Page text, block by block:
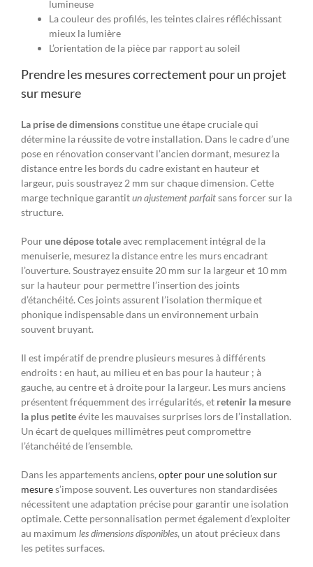
lumineuse
La couleur des profilés, les teintes claires réfléchissant
mieux la lumière
L’orientation de la pièce par rapport au soleil
Prendre les mesures correctement pour un projet
sur mesure
La prise de dimensionsconstitue une étape cruciale qui
détermine la réussite de votre installation. Dans le cadre d’une
pose en rénovation conservant l’ancien dormant, mesurez la
distance entre les bords du cadre existant en hauteur et
largeur, puis soustrayez 2 mm sur chaque dimension. Cette
marge technique garantitun ajustement parfaitsans forcer sur la
structure.
Pourune dépose totaleavec remplacement intégral de la
menuiserie, mesurez la distance entre les murs encadrant
l’ouverture. Soustrayez ensuite 20 mm sur la largeur et 10 mm
sur la hauteur pour permettre l’insertion des joints
d’étanchéité. Ces joints assurent l’isolation thermique et
phonique indispensable dans un environnement urbain
souvent bruyant.
Il est impératif de prendre plusieurs mesures à différents
endroits : en haut, au milieu et en bas pour la hauteur ; à
gauche, au centre et à droite pour la largeur. Les murs anciens
présentent fréquemment des irrégularités, et retenir la mesure
la plus petiteévite les mauvaises surprises lors de l’installation.
Un écart de quelques millimètres peut compromettre
l’étanchéité de l’ensemble.
Dans les appartements anciens, opter pour une solution sur
mesures’impose souvent. Les ouvertures non standardisées
nécessitent une adaptation précise pour garantir une isolation
optimale. Cette personnalisation permet également d’exploiter
au maximum les dimensions disponibles, un atout précieux dans
les petites surfaces.